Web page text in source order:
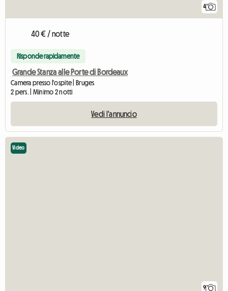
4
40 € / notte
Risponde rapidamente
Grande Stanza alle Porte di Bordeaux
Camera presso l'ospite | Bruges
2 pers. | Minimo 2 notti
Vedi l'annuncio
9
Video